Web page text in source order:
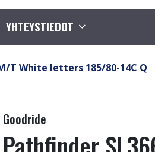
YHTEYSTIEDOT
T White letters 185/80-14C Q
Goodride